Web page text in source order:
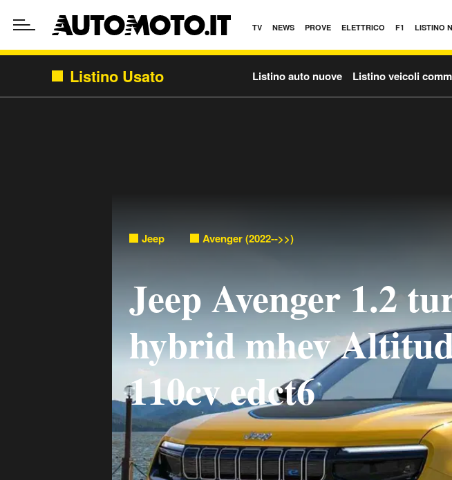
TV NEWS PROVE ELETTRICO F1 LISTINO
Listino Usato Listino auto nuove Listino veicoli
Jeep Avenger (2022-->>)
Jeep Avenger 1.2
hybrid mhev
110cv edct6